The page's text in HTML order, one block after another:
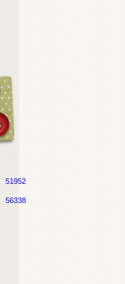
51952
56338